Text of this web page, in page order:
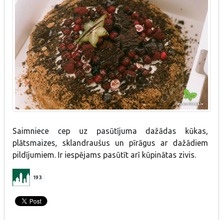
Saimniece cep uz pasūtījuma dažādas kūkas,
plātsmaizes, sklandraušus un pīrāgus ar dažādiem
pildījumiem. Ir iespējams pasūtīt arī kūpinātas zivis.
193